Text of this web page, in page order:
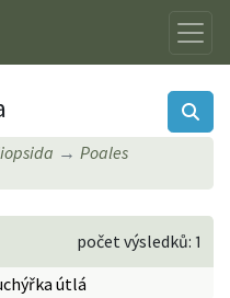
Poales
počet výsledků: 1
útlá